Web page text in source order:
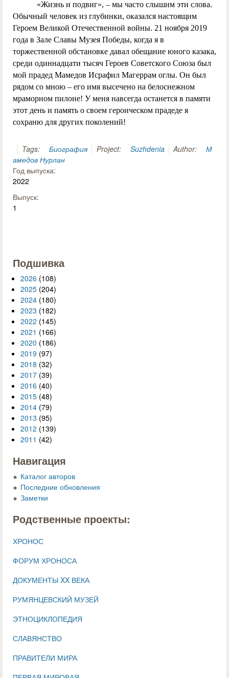
«Жизнь и подвиг», – мы часто слышим эти слова.
Обычный человек из глубинки, оказался настоящим
Героем Великой Отечественной войны. 21 ноября 2019
года в Зале Славы Музея Победы, когда я в
торжественной обстановке давал обещание юного казака,
среди одиннадцати тысяч Героев Советского Союза был
мой прадед Мамедов Исрафил Магеррам оглы. Он был
рядом со мною – его имя высечено на белоснежном
мраморном пилоне! У меня навсегда останется в памяти
этот день и память о своем героическом прадеде я
сохраню для других поколений!
Tags: Биография Project: Suzhdenia Author:
М
амедов Нурлан
Год выпуска:
2022
Выпуск:
1
Подшивка
2026 (108)
2025 (204)
2024 (180)
2023 (182)
2022 (145)
2021 (166)
2020 (186)
2019 (97)
2018 (32)
2017 (39)
2016 (40)
2015 (48)
2014 (79)
2013 (95)
2012 (139)
2011 (42)
Навигация
Каталог авторов
Последние обновления
Заметки
Родственные проекты:
ХРОНОС
ФОРУМ ХРОНОСА
ДОКУМЕНТЫ XX ВЕКА
РУМЯНЦЕВСКИЙ МУЗЕЙ
ЭТНОЦИКЛОПЕДИЯ
СЛАВЯНСТВО
ПРАВИТЕЛИ МИРА